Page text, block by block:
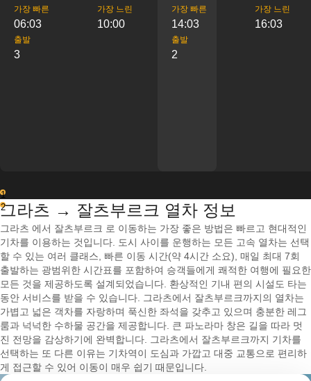
가장 빠른
06:03
가장 느린
10:00
출발
3
가장 빠른
14:03
가장 느린
16:03
출발
2
1
2
그라츠 → 잘츠부르크 열차 정보
그라츠 에서 잘츠부르크 로 이동하는 가장 좋은 방법은 빠르고 현대적인
기차를 이용하는 것입니다. 도시 사이를 운행하는 모든 고속 열차는 선택
할 수 있는 여러 클래스, 빠른 이동 시간(약 4시간 소요), 매일 최대 7회
출발하는 광범위한 시간표를 포함하여 승객들에게 쾌적한 여행에 필요한
모든 것을 제공하도록 설계되었습니다. 환상적인 기내 편의 시설도 타는
동안 서비스를 받을 수 있습니다. 그라츠에서 잘츠부르크까지의 열차는
가볍고 넓은 객차를 자랑하며 푹신한 좌석을 갖추고 있으며 충분한 레그
룸과 넉넉한 수하물 공간을 제공합니다. 큰 파노라마 창은 길을 따라 멋
진 전망을 감상하기에 완벽합니다. 그라츠에서 잘츠부르크까지 기차를
선택하는 또 다른 이유는 기차역이 도심과 가깝고 대중 교통으로 편리하
게 접근할 수 있어 이동이 매우 쉽기 때문입니다.